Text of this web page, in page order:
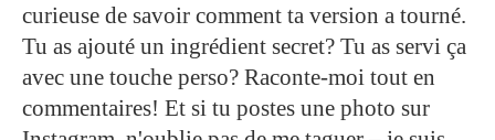
curieuse de savoir comment ta version a tourné.
Tu as ajouté un ingrédient secret? Tu as servi ça
avec une touche perso? Raconte-moi tout en
commentaires! Et si tu postes une photo sur